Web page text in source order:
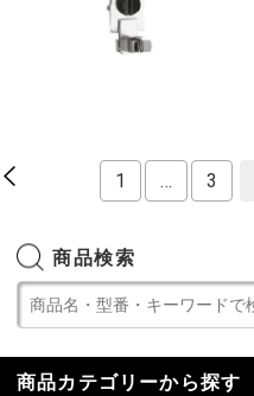
1 … 3
商品検索
商品カテゴリーから探す